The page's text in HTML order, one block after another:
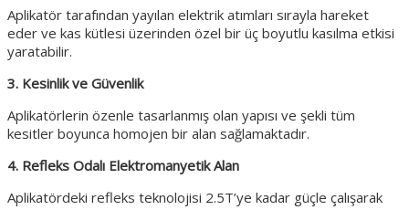
Aplikatör tarafından yayılan elektrik atımları sırayla hareket
eder ve kas kütlesi üzerinden özel bir üç boyutlu kasılma etkisi
yaratabilir.
3. Kesinlik ve Güvenlik
Aplikatörlerin özenle tasarlanmış olan yapısı ve şekli tüm
kesitler boyunca homojen bir alan sağlamaktadır.
4. Refleks Odalı Elektromanyetik Alan
Aplikatördeki refleks teknolojisi 2.5T’ye kadar güçle çalışarak